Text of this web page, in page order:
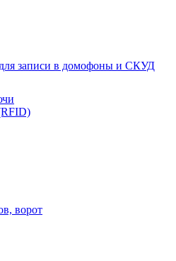
записи в домофоны и СКУД
ворот